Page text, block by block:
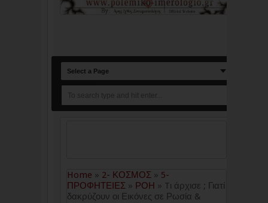
Select a Page
Home » 2- ΚΟΣΜΟΣ » 5-
ΠΡΟΦΗΤΕΙΕΣ » ΡΟΗ » Tι άρχισε ; Γιατί
δακρύζουν οι Εικόνες σε Ρωσία &